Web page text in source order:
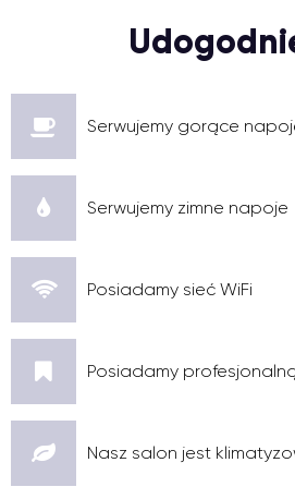
Serwujemy gorące
Serwujemy zimne napoje
Posiadamy sieć WiFi
Posiadamy
Nasz salon jest